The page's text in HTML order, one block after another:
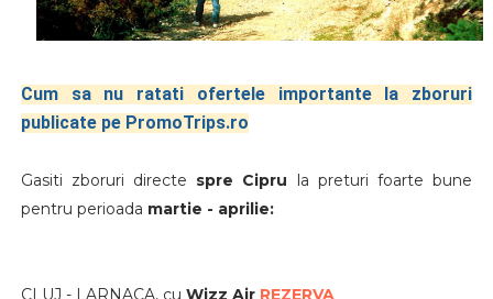
Cum sa nu ratati ofertele importante la zboruri
publicate pe PromoTrips.ro
Gasiti zboruri directe spre Cipru la preturi foarte bune
pentru perioada martie - aprilie:
CLUJ - LARNACA, cu Wizz Air REZERVA